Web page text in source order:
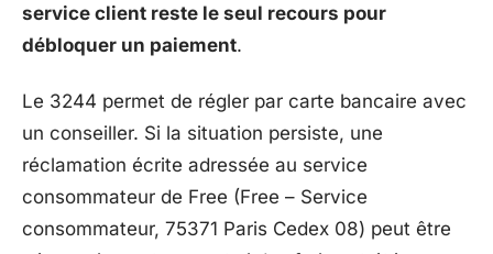
service client reste le seul recours pour
débloquer un paiement.
Le 3244 permet de régler par carte bancaire avec
un conseiller. Si la situation persiste, une
réclamation écrite adressée au service
consommateur de Free (Free – Service
consommateur, 75371 Paris Cedex 08) peut être